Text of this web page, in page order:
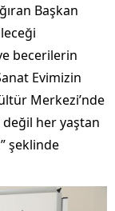
Başkan
becerilerin
Evimizin
Merkezi’nde
her yaştan
şeklinde